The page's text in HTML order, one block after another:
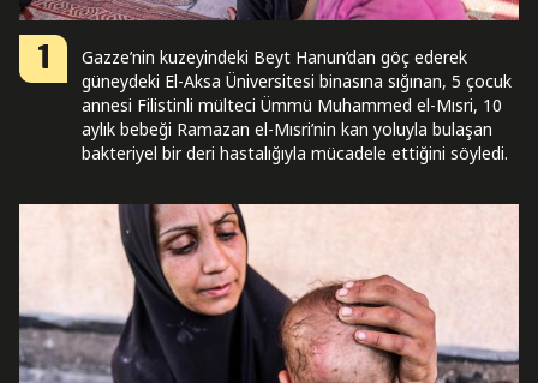
1
Gazze’nin kuzeyindeki Beyt Hanun’dan göç ederek
güneydeki El-Aksa Üniversitesi binasına sığınan, 5 çocuk
annesi Filistinli mülteci Ümmü Muhammed el-Mısri, 10
aylık bebeği Ramazan el-Mısri’nin kan yoluyla bulaşan
bakteriyel bir deri hastalığıyla mücadele ettiğini söyledi.